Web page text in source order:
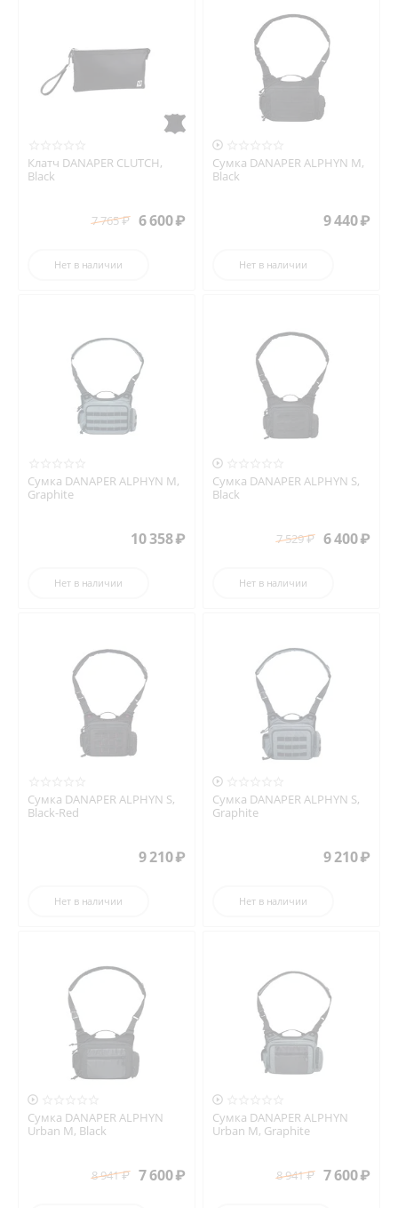
Клатч DANAPER CLUTCH,
Black
7 765₽ 6 600₽
Нет в наличии

Сумка DANAPER ALPHYN M,
Black
9 440₽
Нет в наличии
Сумка DANAPER ALPHYN M,
Graphite
10 358₽
Нет в наличии

Сумка DANAPER ALPHYN S,
Black
7 529₽ 6 400₽
Нет в наличии
Сумка DANAPER ALPHYN S,
Black-Red
9 210₽
Нет в наличии

Сумка DANAPER ALPHYN S,
Graphite
9 210₽
Нет в наличии

Сумка DANAPER ALPHYN
Urban M, Black
8 941₽ 7 600₽

Сумка DANAPER ALPHYN
Urban M, Graphite
8 941₽ 7 600₽